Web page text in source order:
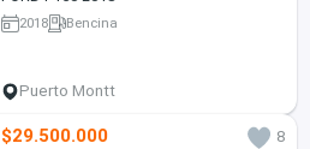
2018 Bencina
Puerto Montt
$29.500.000 8